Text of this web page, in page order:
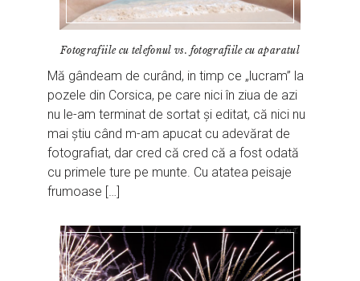
Fotografiile cu telefonul vs. fotografiile cu aparatul
Mă gândeam de curând, in timp ce „lucram” la
pozele din Corsica, pe care nici în ziua de azi
nu le-am terminat de sortat și editat, că nici nu
mai știu când m-am apucat cu adevărat de
fotografiat, dar cred că cred că a fost odată
cu primele ture pe munte. Cu atatea peisaje
frumoase […]